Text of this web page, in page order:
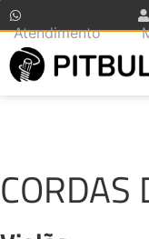
Atendimento
CORDAS